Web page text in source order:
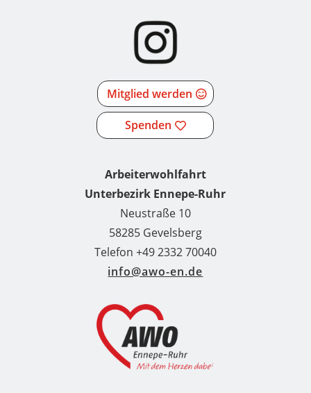
Mitglied werden
Spenden
Arbeiterwohlfahrt
Unterbezirk Ennepe-Ruhr
Neustraße 10
58285 Gevelsberg
Telefon +49 2332 70040
info@awo-en.de